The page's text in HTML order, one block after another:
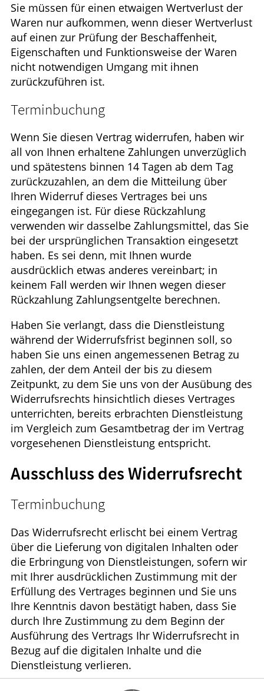
Sie müssen für einen etwaigen Wertverlust der
Waren nur aufkommen, wenn dieser Wertverlust
auf einen zur Prüfung der Beschaffenheit,
Eigenschaften und Funktionsweise der Waren
nicht notwendigen Umgang mit ihnen
zurückzuführen ist.
Terminbuchung
Wenn Sie diesen Vertrag widerrufen, haben wir
all von Ihnen erhaltene Zahlungen unverzüglich
und spätestens binnen 14 Tagen ab dem Tag
zurückzuzahlen, an dem die Mitteilung über
Ihren Widerruf dieses Vertrages bei uns
eingegangen ist. Für diese Rückzahlung
verwenden wir dasselbe Zahlungsmittel, das Sie
bei der ursprünglichen Transaktion eingesetzt
haben. Es sei denn, mit Ihnen wurde
ausdrücklich etwas anderes vereinbart; in
keinem Fall werden wir Ihnen wegen dieser
Rückzahlung Zahlungsentgelte berechnen.
Haben Sie verlangt, dass die Dienstleistung
während der Widerrufsfrist beginnen soll, so
haben Sie uns einen angemessenen Betrag zu
zahlen, der dem Anteil der bis zu diesem
Zeitpunkt, zu dem Sie uns von der Ausübung des
Widerrufsrechts hinsichtlich dieses Vertrages
unterrichten, bereits erbrachten Dienstleistung
im Vergleich zum Gesamtbetrag der im Vertrag
vorgesehenen Dienstleistung entspricht.
Ausschluss des Widerrufsrecht
Terminbuchung
Das Widerrufsrecht erlischt bei einem Vertrag
über die Lieferung von digitalen Inhalten oder
die Erbringung von Dienstleistungen, sofern wir
mit Ihrer ausdrücklichen Zustimmung mit der
Erfüllung des Vertrages beginnen und Sie uns
Ihre Kenntnis davon bestätigt haben, dass Sie
durch Ihre Zustimmung zu dem Beginn der
Ausführung des Vertrags Ihr Widerrufsrecht in
Bezug auf die digitalen Inhalte und die
Dienstleistung verlieren.